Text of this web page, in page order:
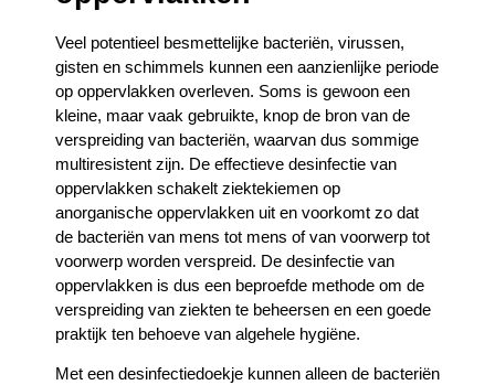
Veel potentieel besmettelijke bacteriën, virussen,
gisten en schimmels kunnen een aanzienlijke periode
op oppervlakken overleven. Soms is gewoon een
kleine, maar vaak gebruikte, knop de bron van de
verspreiding van bacteriën, waarvan dus sommige
multiresistent zijn. De effectieve desinfectie van
oppervlakken schakelt ziektekiemen op
anorganische oppervlakken uit en voorkomt zo dat
de bacteriën van mens tot mens of van voorwerp tot
voorwerp worden verspreid. De desinfectie van
oppervlakken is dus een beproefde methode om de
verspreiding van ziekten te beheersen en een goede
praktijk ten behoeve van algehele hygiëne.
Met een desinfectiedoekje kunnen alleen de bacteriën